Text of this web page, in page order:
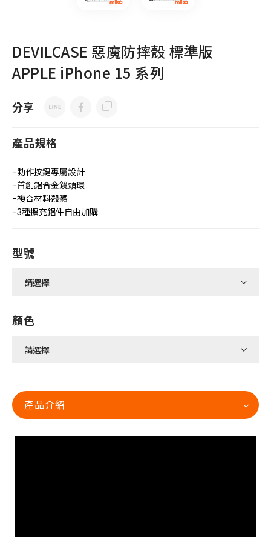
DEVILCASE 惡魔防摔殼 標準版
APPLE iPhone 15 系列
分享
產品規格
-動作按鍵專屬設計
-首創鋁合金鏡頭環
-複合材料殼體
-3種擴充鋁件自由加購
型號
顏色
產品介紹